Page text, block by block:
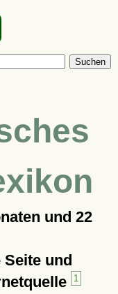
Suchen
und 22
und
1